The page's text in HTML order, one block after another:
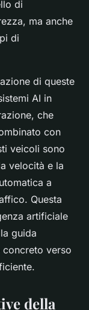
di
ma anche
di
di queste
AI in
che
con
veicoli sono
velocità e la
a
Questa
artificiale
guida
verso
della